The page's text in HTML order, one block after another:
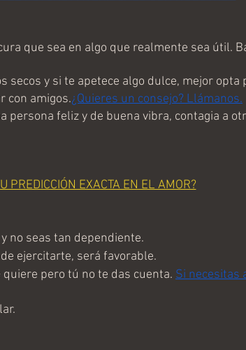
que sea en algo que realmente sea útil.
secos y si te apetece algo dulce, mejor opta
con amigos.¿Quieres un consejo? Llámanos.
persona feliz y de buena vibra, contagia a
PREDICCIÓN EXACTA EN EL AMOR?
no seas tan dependiente.
ejercitarte, será favorable.
pero tú no te das cuenta. Si necesitas